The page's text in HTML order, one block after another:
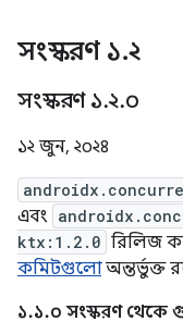
সংস্করণ ১.২
সংস্করণ ১.২.০
১২ জুন, ২০২৪
এবং
ktx:1.2.0 রিলিজ
কমিটগুলোঅন্তর্ভুক্ত
১.১.০ সংস্করণ থেকে